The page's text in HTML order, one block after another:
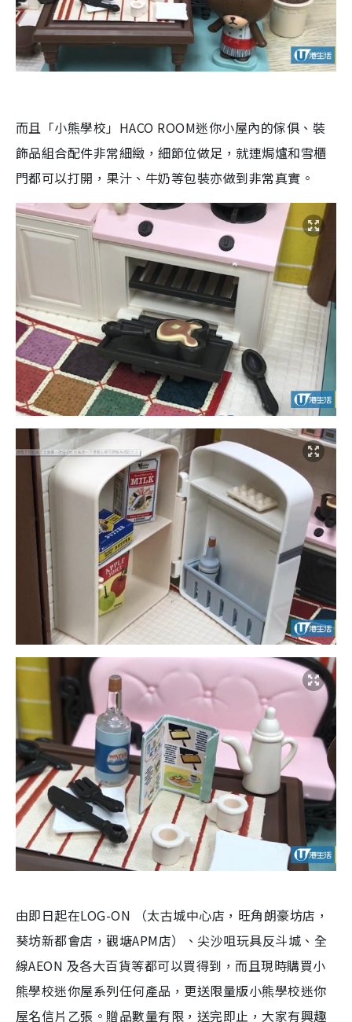
而且 「小熊學校」HACO ROOM迷你小屋內的傢俱、裝
飾品組合配件非常細緻，細節位做足，就連焗爐和雪櫃
門都可以打開，果汁、牛奶等包裝亦做到非常真實。
由即日起在LOG-ON
（太古城中心店，旺角朗豪坊店，
葵坊新都會店，觀塘APM店）、尖沙咀玩具反斗城、全
線AEON 及各大百貨等都可以買得到，而且現時購買小
熊學校迷你屋系列任何產品，更送限量版小熊學校迷你
屋名信片乙張。贈品數量有限，送完即止，大家有興趣